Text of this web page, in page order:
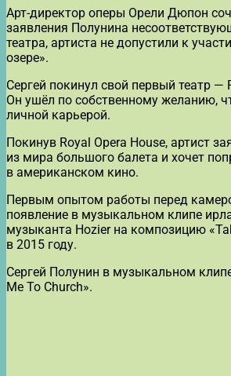
Арт-директор оперы Орели Дюпон
заявления Полунина
театра, артиста не допустили к
озере».
Сергей покинул свой первый театр —
Он ушёл по собственному желанию,
личной карьерой.
Покинув Royal Opera House, артист
из мира большого балета и хочет
в американском кино.
Первым опытом работы перед
появление в музыкальном клипе
музыканта Hozier на композицию
в 2015 году.
Сергей Полунин в музыкальном
Me To Church».